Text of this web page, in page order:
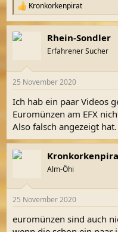
R
e
a
k
e
:
Kronkorkenpirat
Rhein-Sondler
Erfahrener Sucher
25 November 2020
Ich hab ein paar Videos
Euromünzen am EFX
Also falsch angezeigt hat.
Alm-Öhi
25 November 2020
euromünzen sind auch